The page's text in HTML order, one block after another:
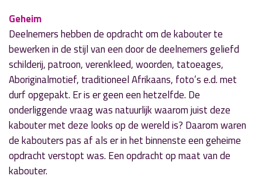
Geheim
Deelnemers hebben de opdracht om de kabouter te
bewerken in de stijl van een door de deelnemers geliefd
schilderij, patroon, verenkleed, woorden, tatoeages,
Aboriginalmotief, traditioneel Afrikaans, foto’s e.d. met
durf opgepakt. Er is er geen een hetzelfde. De
onderliggende vraag was natuurlijk waarom juist deze
kabouter met deze looks op de wereld is? Daarom waren
de kabouters pas af als er in het binnenste een geheime
opdracht verstopt was. Een opdracht op maat van de
kabouter.